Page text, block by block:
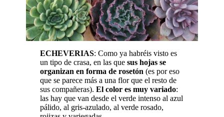
ECHEVERIAS: Como ya habréis visto es
un tipo de crasa, en las que sus hojas se
organizan en forma de rosetón (es por eso
que se parece más a una flor que el resto de
sus compañeras). El color es muy variado:
las hay que van desde el verde intenso al azul
pálido, al gris-azulado, al verde rosado,